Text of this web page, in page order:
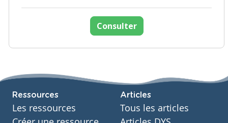
Consulter
Ressources
Les ressources
Articles
Tous les articles